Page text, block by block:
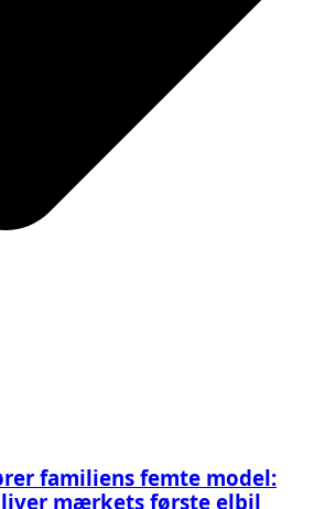
familiens femte model:
mærkets første elbil